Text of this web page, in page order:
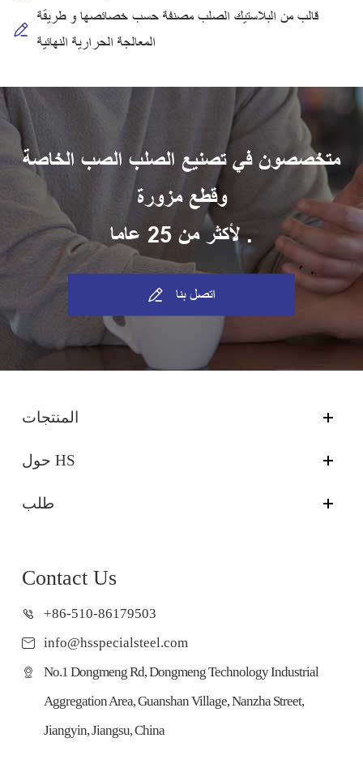
قالب من البلاستيك الصلب مصنفة حسب خصائصها و طريقة
المعالجة الحرارية النهائية
متخصصون في تصنيع الصلب الصب الخاصة
وقطع مزورة
لأكثر من 25 عاما .
 اتصل بنا
المنتجات
حول HS
طلب
Contact Us
+86-510-86179503
info@hsspecialsteel.com
No.1 Dongmeng Rd, Dongmeng Technology Industrial
Aggregation Area, Guanshan Village, Nanzha Street,
Jiangyin, Jiangsu, China